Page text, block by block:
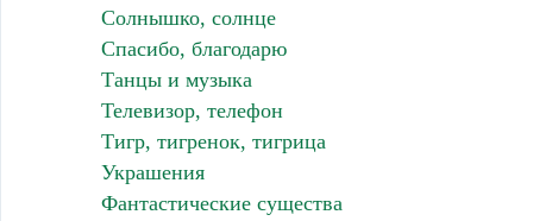
Солнышко, солнце
Спасибо, благодарю
Танцы и музыка
Телевизор, телефон
Тигр, тигренок, тигрица
Украшения
Фантастические существа